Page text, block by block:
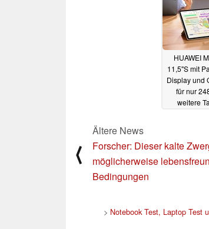
HUAWEI
11,5''S mit
Display und
für nur
weitere
⟨
Ältere News
Forscher: Dieser kalte
möglicherweise
Bedingungen
> Notebook Test, Laptop Test